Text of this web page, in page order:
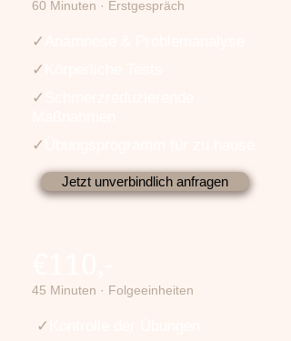
60 Minuten · Erstgespräch
✓
✓
✓
✓
Jetzt unverbindlich anfragen
45 Minuten · Folgeeinheiten
✓